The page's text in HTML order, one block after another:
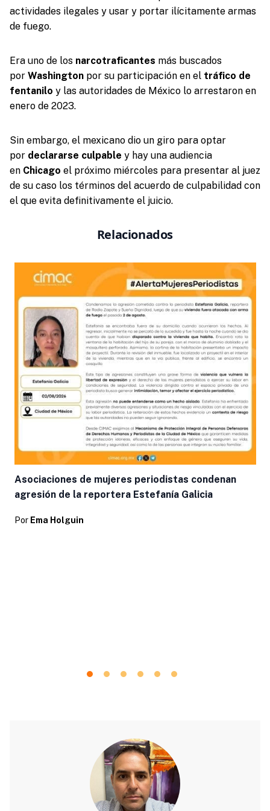
actividades ilegales y usar y portar ilícitamente armas
de fuego.
Era uno de los narcotraficantes más buscados
por Washingtonpor su participación en el tráfico de
fentanilo y las autoridades de México lo arrestaron en
enero de 2023.
Sin embargo, el mexicano dio un giro para optar
por declararse culpable y hay una audiencia
en Chicago el próximo miércoles para presentar al juez
de su caso los términos del acuerdo de culpabilidad con
el que evita definitivamente el juicio.
Relacionados
Asociaciones de mujeres periodistas condenan
agresión de la reportera Estefanía Galicia
Por Ema Holguin